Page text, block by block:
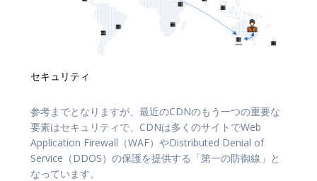
セキュリティ
参考までとなりますが、最近のCDNのもう一つの重要な
要素はセキュリティで、CDNは多くのサイトでWeb
Application Firewall（WAF）やDistributed Denial of
Service（DDOS）の保護を提供する「第一の防御線」と
なっています。